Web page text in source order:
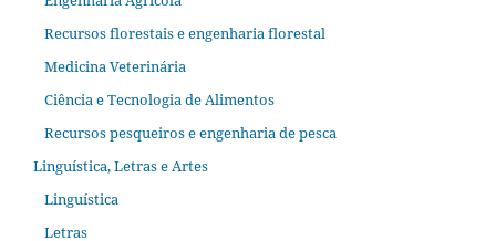
Recursos florestais e engenharia florestal
Medicina Veterinária
Ciência e Tecnologia de Alimentos
Recursos pesqueiros e engenharia de pesca
Linguística, Letras e Artes
Linguística
Letras